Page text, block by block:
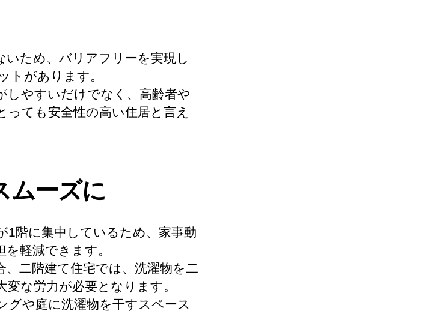
いため、バリアフリーを実現し
トがあります。
しやすいだけでなく、高齢者や
ても安全性の高い住居と言え
ムーズに
1階に集中しているため、家事動
軽減できます。
二階建て住宅では、洗濯物を二
な労力が必要となります。
グや庭に洗濯物を干すスペース